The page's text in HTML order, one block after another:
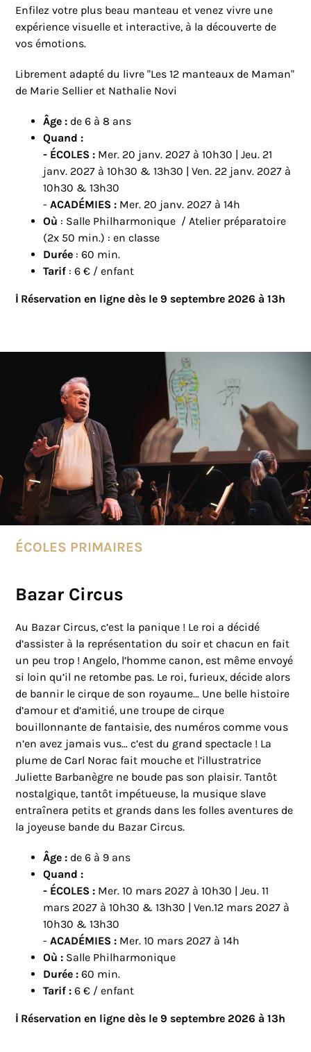
Enfilez votre plus beau manteau et venez vivre une
expérience visuelle et interactive, à la découverte de
vos émotions.
Librement adapté du livre "Les 12 manteaux de Maman"
de Marie Sellier et Nathalie Novi
Âge : de 6 à 8 ans
Quand :
- ÉCOLES : Mer. 20 janv. 2027 à 10h30 | Jeu. 21
janv. 2027 à 10h30 & 13h30 | Ven. 22 janv. 2027 à
10h30 & 13h30
-ACADÉMIES : Mer. 20 janv. 2027 à 14h
Où : Salle Philharmonique / Atelier préparatoire
(2x 50 min.) : en classe
Durée : 60 min.
Tarif : 6 € / enfant
ℹ️ Réservation en ligne dès le 9 septembre 2026 à 13h
ÉCOLES PRIMAIRES
Bazar Circus
Au Bazar Circus, c’est la panique ! Le roi a décidé
d’assister à la représentation du soir et chacun en fait
un peu trop ! Angelo, l’homme canon, est même envoyé
si loin qu’il ne retombe pas. Le roi, furieux, décide alors
de bannir le cirque de son royaume… Une belle histoire
d’amour et d’amitié, une troupe de cirque
bouillonnante de fantaisie, des numéros comme vous
n’en avez jamais vus… c’est du grand spectacle ! La
plume de Carl Norac fait mouche et l’illustratrice
Juliette Barbanègre ne boude pas son plaisir. Tantôt
nostalgique, tantôt impétueuse, la musique slave
entraînera petits et grands dans les folles aventures de
la joyeuse bande du Bazar Circus.
Âge : de 6 à 9 ans
Quand :
- ÉCOLES : Mer. 10 mars 2027 à 10h30 | Jeu. 11
mars 2027 à 10h30 & 13h30 | Ven.12 mars 2027 à
10h30 & 13h30
-ACADÉMIES : Mer. 10 mars 2027 à 14h
Où : Salle Philharmonique
Durée :60 min.
Tarif :6 € / enfant
ℹ️ Réservation en ligne dès le 9 septembre 2026 à 13h